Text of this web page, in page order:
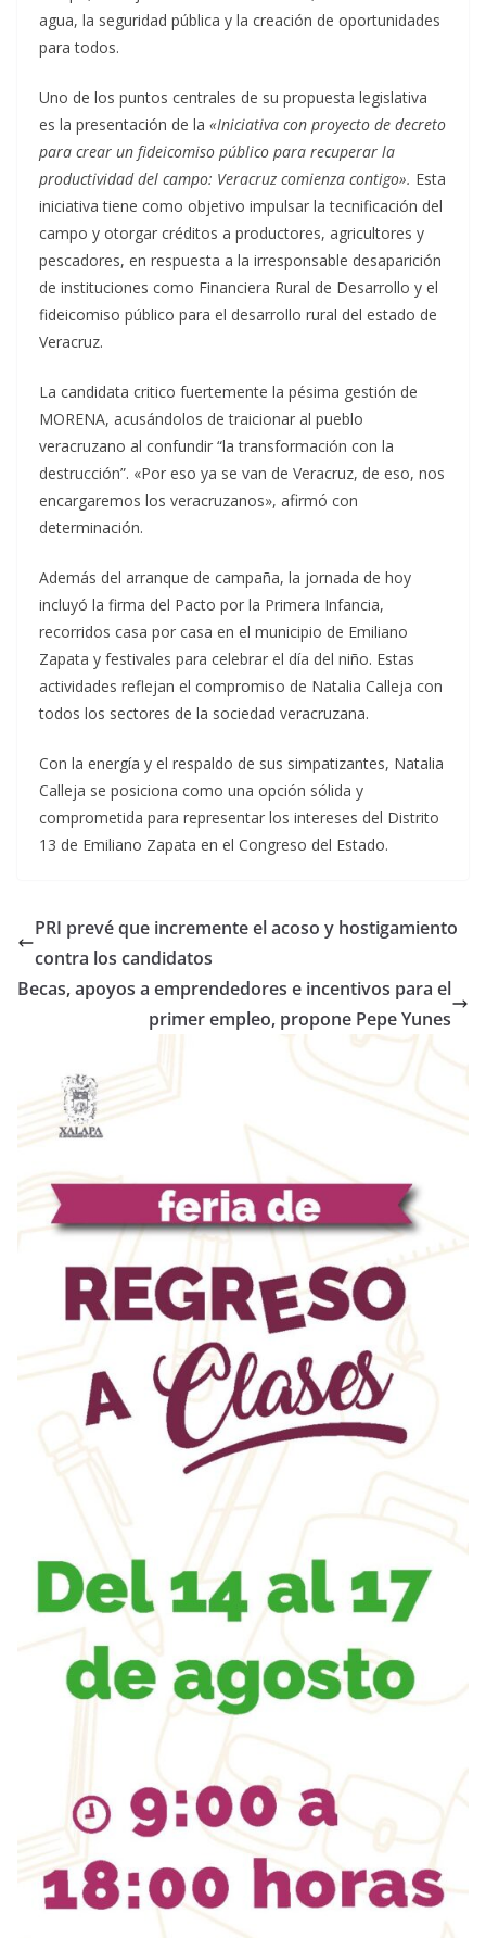
agua, la seguridad pública y la creación de oportunidades
para todos.
Uno de los puntos centrales de su propuesta legislativa
es la presentación de la «Iniciativa con proyecto de decreto
para crear un fideicomiso público para recuperar la
productividad del campo: Veracruz comienza contigo». Esta
iniciativa tiene como objetivo impulsar la tecnificación del
campo y otorgar créditos a productores, agricultores y
pescadores, en respuesta a la irresponsable desaparición
de instituciones como Financiera Rural de Desarrollo y el
fideicomiso público para el desarrollo rural del estado de
Veracruz.
La candidata critico fuertemente la pésima gestión de
MORENA, acusándolos de traicionar al pueblo
veracruzano al confundir “la transformación con la
destrucción”. «Por eso ya se van de Veracruz, de eso, nos
encargaremos los veracruzanos», afirmó con
determinación.
Además del arranque de campaña, la jornada de hoy
incluyó la firma del Pacto por la Primera Infancia,
recorridos casa por casa en el municipio de Emiliano
Zapata y festivales para celebrar el día del niño. Estas
actividades reflejan el compromiso de Natalia Calleja con
todos los sectores de la sociedad veracruzana.
Con la energía y el respaldo de sus simpatizantes, Natalia
Calleja se posiciona como una opción sólida y
comprometida para representar los intereses del Distrito
13 de Emiliano Zapata en el Congreso del Estado.
PRI prevé que incremente el acoso y hostigamiento
contra los candidatos
Becas, apoyos a emprendedores e incentivos para el
primer empleo, propone Pepe Yunes